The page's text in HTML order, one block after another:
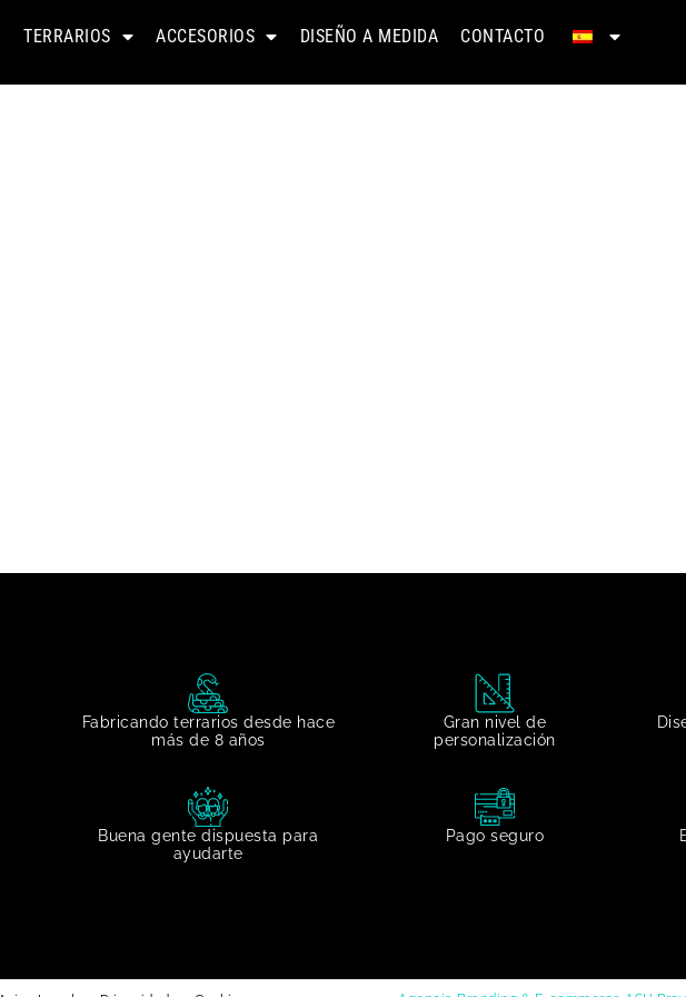
TERRARIOS ACCESORIOS DISEÑO A MEDIDA CONTACTO
Fabricando terrarios desde hace
más de 8 años
Gran nivel de
personalización​
Buena gente dispuesta para
ayudarte​
Pago seguro